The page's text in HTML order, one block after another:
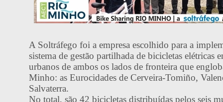
A Soltráfego foi a empresa escolhido para a
sistema de gestão partilhada de bicicletas elétricas
urbanos de ambos os lados de fronteira que
Minho: as Eurocidades de Cerveira-Tomiño,
Salvaterra.
No total, são 42 bicicletas distribuídas pelos seis